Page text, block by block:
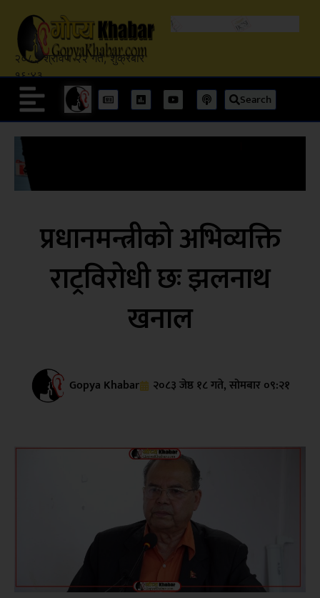
२०८३ श्रावण २२ गते, शुक्रबार
१६:४३
Search
प्रधानमन्त्रीको अभिव्यक्ति
राट्रविरोधी छः झलनाथ
खनाल
Gopya Khabar २०८३ जेष्ठ १८ गते, सोमबार ०९:२१